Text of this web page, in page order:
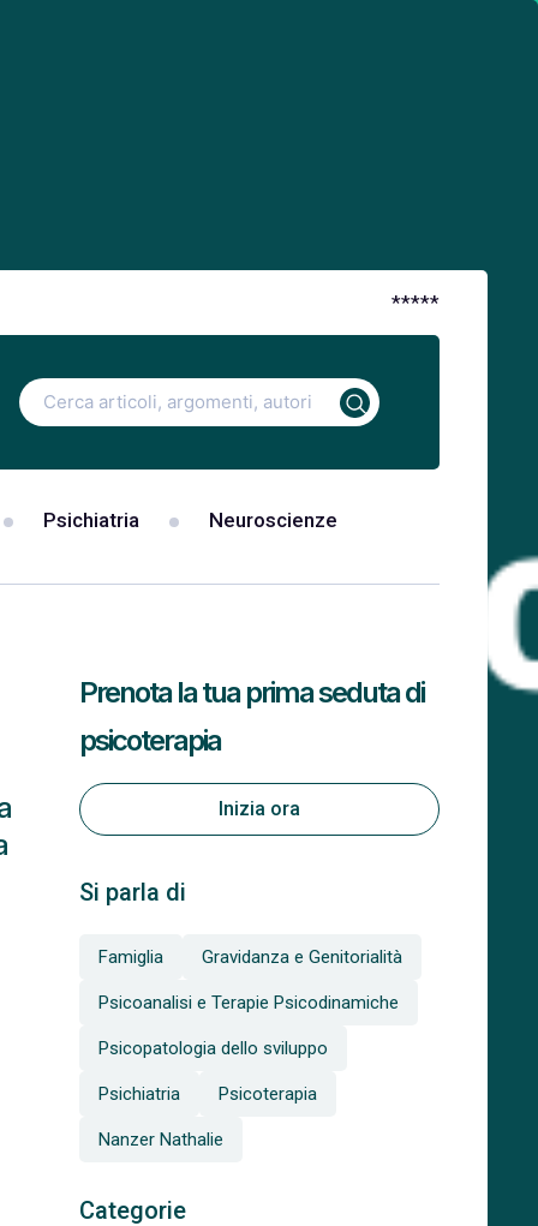
*****
Ricerca
per:
Psichiatria Neuroscienze
Si parla di
Famiglia Gravidanza e Genitorialità
Psicoanalisi e Terapie Psicodinamiche
Psicopatologia dello sviluppo
Psichiatria Psicoterapia
Nanzer Nathalie
Categorie
Prenota la tua prima seduta di
psicoterapia
Inizia ora